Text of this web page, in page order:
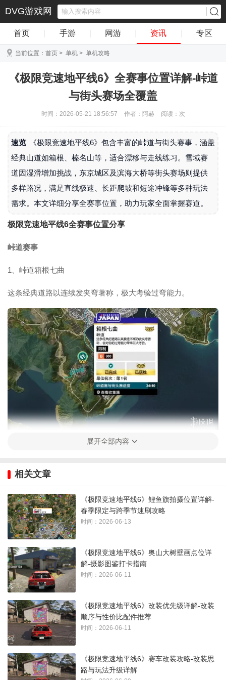
DVG游戏网
首页 手游 网游 资讯 专区
当前位置： 首页 > 单机 > 单机攻略
《极限竞速地平线6》全赛事位置详解-峠道
与街头赛场全覆盖
时间：2026-05-21 18:56:57 作者：阿赫 阅读： 次
速览
《极限竞速地平线6》包含丰富的峠道与街头赛事，涵盖
经典山道如箱根、榛名山等，适合漂移与走线练习。雪域赛
道因湿滑增加挑战，东京城区及滨海大桥等街头赛场则提供
多样路况，满足直线极速、长距爬坡和短途冲锋等多种玩法
需求。本文详细分享全赛事位置，助力玩家全面掌握赛道。
极限竞速地平线6全赛事位置分享
峠道赛事
1、峠道箱根七曲
这条经典道路以连续发夹弯著称，极大考验过弯能力。
路线高速穿越森林，包含高难度急弯，紧张刺激。
3、峠道磐梯吾妻
风景优美的高连路段，适合直线加速并测试刹车极限。
展开全部内容
相关文章
《极限竞速地平线6》鲤鱼旗拍摄位置详解-
春季限定与跨季节速刷攻略
时间：2026-06-13
《极限竞速地平线6》奥山大树壁画点位详
解-摄影图鉴打卡指南
时间：2026-06-11
《极限竞速地平线6》改装优先级详解-改装
顺序与性价比配件推荐
时间：2026-06-11
《极限竞速地平线6》赛车改装攻略-改装思
路与玩法升级详解